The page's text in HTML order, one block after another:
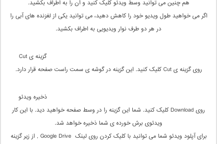
هم چنین می توانید وسط ویدئو کلیک کنید و آن را به اطراف بکشید.
اگر می خواهید طول ویدیو خود را کاهش دهید، می توانید یکی از لغزنده های آبی را
در هر دو طرف نوار ویدیویی به اطراف بکشید.
گزینه ی Cut
روی گزینه ی Cut کلیک کنید. این گزینه در گوشه ی سمت راست صفحه قرار دارد.
ذخیره ویدئو
روی Download کلیک کنید. شما این گزینه را در وسط صفحه خواهید دید. با این کار
ویدئوی برش خورده ی شما ذخیره خواهد شد.
برای آپلود ویدئو شما می توانید با کلیک کردن روی لینک Google Drive , از زیر گزینه